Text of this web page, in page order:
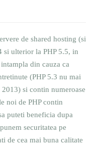
de shared hosting (si
si ulterior la PHP 5.5, in
din cauza ca
(PHP 5.3 nu mai
si contin numeroase
noi de PHP contin
puteti beneficia dupa
securitatea pe
de cea mai buna calitate